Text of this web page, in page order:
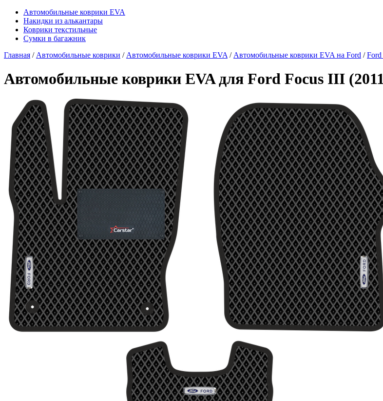
Автомобильные коврики EVA
Накидки из алькантары
Коврики текстильные
Сумки в багажник
Главная / Автомобильные коврики / Автомобильные коврики EVA / Автомобильные коврики EVA на Ford /Ford
Автомобильные коврики EVA для Ford Focus III